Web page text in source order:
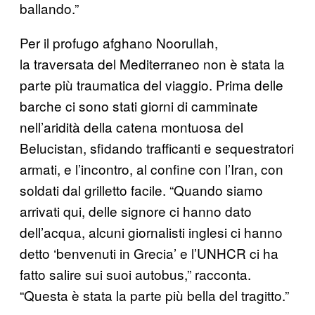
ballando.”
Per il profugo afghano Noorullah,
la traversata del Mediterraneo non è stata la
parte più traumatica del viaggio. Prima delle
barche ci sono stati giorni di camminate
nell’aridità della catena montuosa del
Belucistan, sfidando trafficanti e sequestratori
armati, e l’incontro, al confine con l’Iran, con
soldati dal grilletto facile. “Quando siamo
arrivati qui, delle signore ci hanno dato
dell’acqua, alcuni giornalisti inglesi ci hanno
detto ‘benvenuti in Grecia’ e l’UNHCR ci ha
fatto salire sui suoi autobus,” racconta.
“Questa è stata la parte più bella del tragitto.”